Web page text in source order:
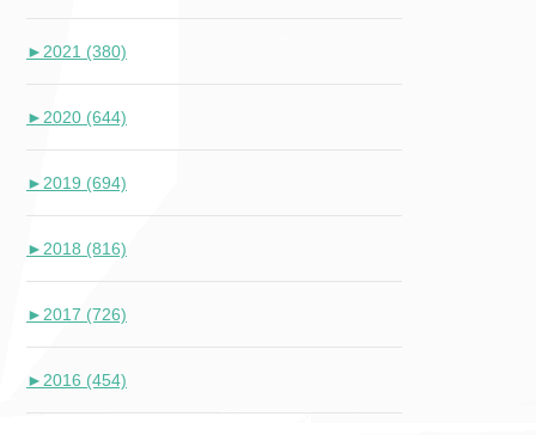
► 2021 (380)
► 2020 (644)
► 2019 (694)
► 2018 (816)
► 2017 (726)
► 2016 (454)